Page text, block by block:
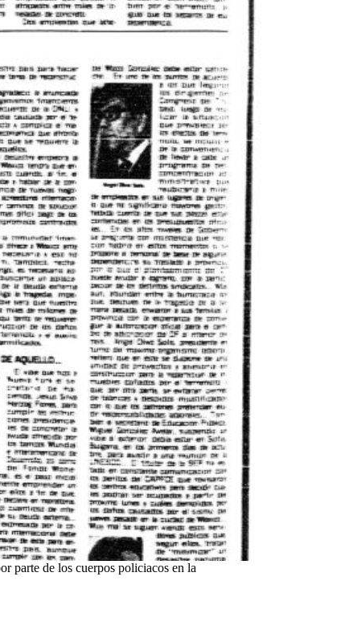
parte de los cuerpos policiacos en la